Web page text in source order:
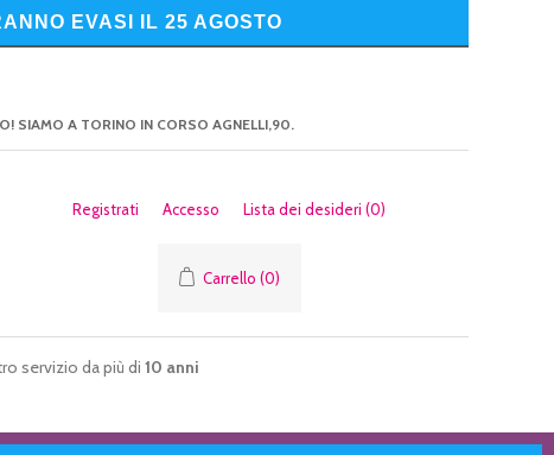
EVASI IL 25 AGOSTO
SIAMO A TORINO IN CORSO AGNELLI,90.
Registrati Accesso Lista dei desideri (0)
Carrello (0)
servizio da più di 10 anni